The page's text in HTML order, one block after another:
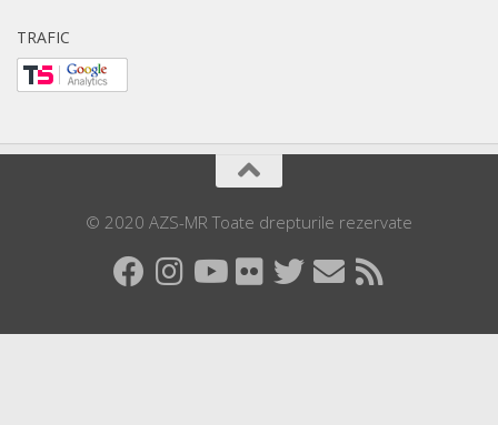
TRAFIC
© 2020 AZS-MR Toate drepturile rezervate